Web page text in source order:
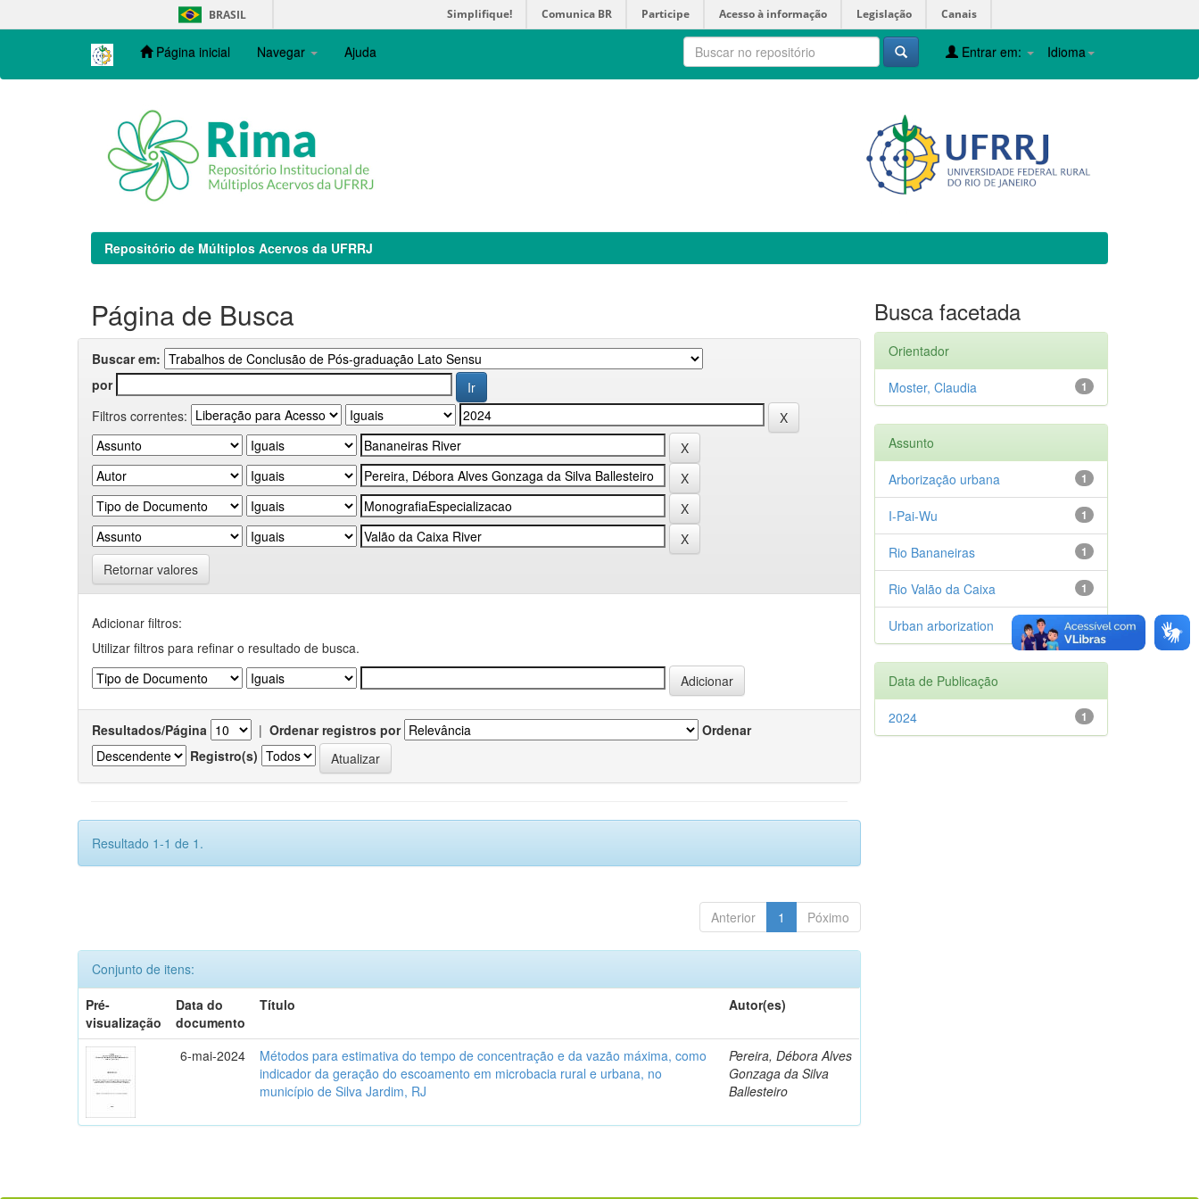
navigation
BRASIL Simplifique! Comunica BR Participe Acesso à informação Legislação Canais
Página inicial Navegar Ajuda Idioma
Entrar em:
Repositório de Múltiplos Acervos da UFRRJ
Página de Busca
Buscar em:
por
Filtros correntes:
Retornar valores
Adicionar filtros:
Utilizar filtros para refinar o resultado de busca.
Resultados/Página | Ordenar registros por
Ordenar
Registro(s)
Resultado 1-1 de 1.
Anterior 1 Póximo
Conjunto de itens:
Pré-
visualização
Data do
documento
Título Autor(es)
6-mai-2024
Métodos para estimativa do tempo de concentração e da vazão máxima, como
indicador da geração do escoamento em microbacia rural e urbana, no
município de Silva Jardim, RJ
Pereira, Débora Alves
Gonzaga da Silva
Ballesteiro
Busca facetada
Orientador
1
Moster, Claudia
Assunto
1
Arborização urbana
1
I-Pai-Wu
1
Rio Bananeiras
1
Rio Valão da Caixa
1
Urban arborization
Data de Publicação
1
2024